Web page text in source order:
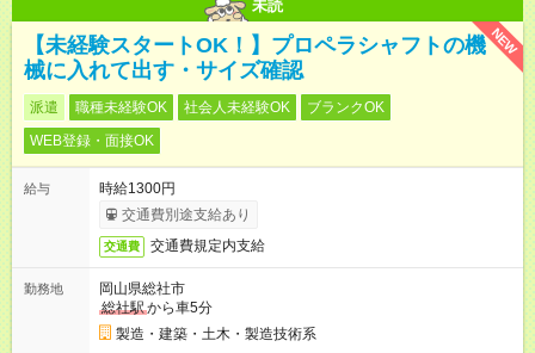
未読
NEW
【未経験スタートOK！】プロペラシャフトの機
械に入れて出す・サイズ確認
派遣 職種未経験OK 社会人未経験OK
ブランクOK
WEB登録・面接OK
給与
時給1300円
交通費別途支給あり
交通費 交通費規定内支給
勤務地
岡山県総社市
総社駅から車5分
製造・建築・土木・製造技術系